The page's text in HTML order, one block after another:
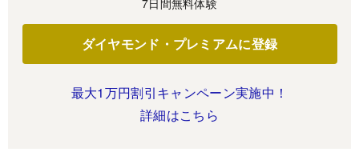
7日間無料体験
ダイヤモンド・プレミアムに登録
最大1万円割引キャンペーン実施中！
詳細はこちら